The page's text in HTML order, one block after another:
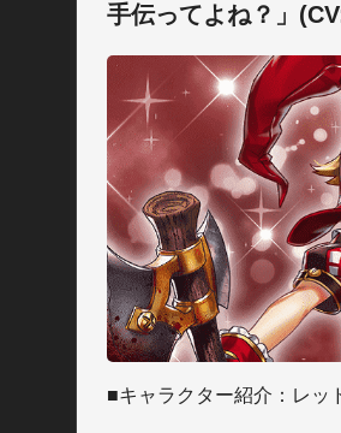
手伝ってよね？」
■キャラクター紹介：レッ